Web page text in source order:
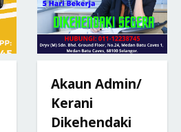
Akaun Admin/
Kerani
Dikehendaki